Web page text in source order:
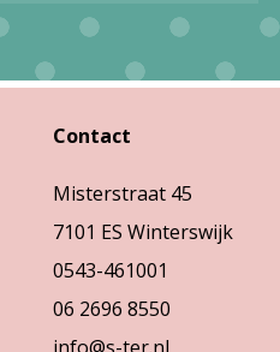
heeft
variaties.
kan
gekozen
worden
op
Contact
Misterstraat 45
7101 ES Winterswijk
0543-461001
06 2696 8550